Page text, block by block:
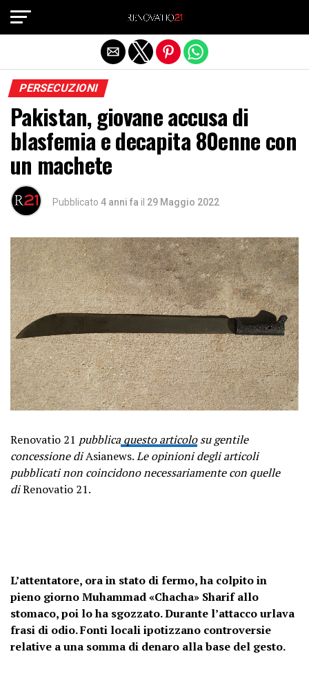
PERSECUZIONI
Pakistan, giovane accusa di
blasfemia e decapita 80enne con
un machete
Pubblicato 4 anni fa il 29 Maggio 2022
Renovatio 21 pubblicaquesto articolosu gentile
concessione diAsianews.Le opinioni degli articoli
pubblicati non coincidono necessariamente con quelle
diRenovatio 21.
L’attentatore, ora in stato di fermo, ha colpito in
pieno giorno Muhammad «Chacha» Sharif allo
stomaco, poi lo ha sgozzato. Durante l’attacco urlava
frasi di odio. Fonti locali ipotizzano controversie
relative a una somma di denaro alla base del gesto.
Exit mobile version